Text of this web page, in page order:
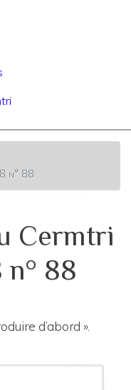
n° 88
Cermtri
n° 88
d’abord ».